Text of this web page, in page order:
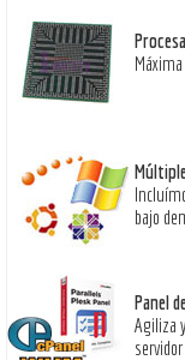
bajo
Panel
Agiliza